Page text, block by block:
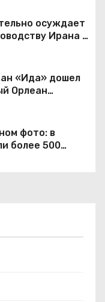
осуждает
Ирана и
«Ида» дошел
Орлеан
стихии
фото: в
более 500
рыбацкой лодке